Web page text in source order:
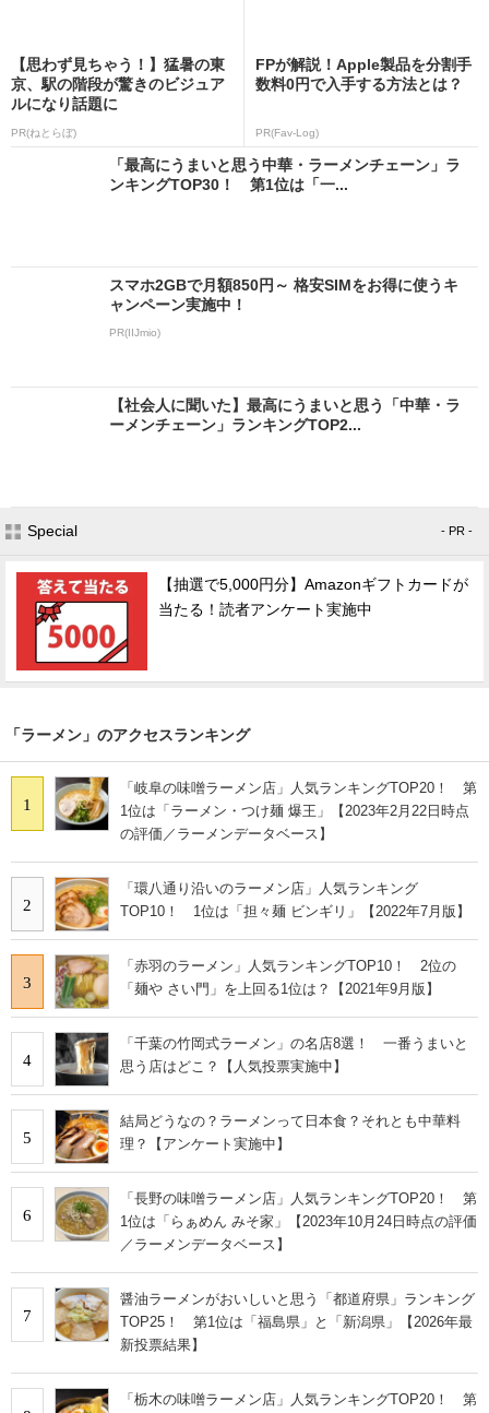
【思わず見ちゃう！】猛暑の東
京、駅の階段が驚きのビジュア
ルになり話題に
PR(ねとらぼ)
FPが解説！Apple製品を分割手
数料0円で入手する方法とは？
PR(Fav-Log)
「最高にうまいと思う中華・ラーメンチェーン」ラ
ンキングTOP30！ 第1位は「一...
スマホ2GBで月額850円～ 格安SIMをお得に使うキ
ャンペーン実施中！
PR(IIJmio)
【社会人に聞いた】最高にうまいと思う「中華・ラ
ーメンチェーン」ランキングTOP2...
Special - PR -
【抽選で5,000円分】Amazonギフトカードが
当たる！読者アンケート実施中
「ラーメン」のアクセスランキング
1
「岐阜の味噌ラーメン店」人気ランキングTOP20！ 第
1位は「ラーメン・つけ麺 爆王」【2023年2月22日時点
の評価／ラーメンデータベース】
2
「環八通り沿いのラーメン店」人気ランキング
TOP10！ 1位は「担々麺 ビンギリ」【2022年7月版】
3
「赤羽のラーメン」人気ランキングTOP10！ 2位の
「麺や さい門」を上回る1位は？【2021年9月版】
4
「千葉の竹岡式ラーメン」の名店8選！ 一番うまいと
思う店はどこ？【人気投票実施中】
5
結局どうなの？ラーメンって日本食？それとも中華料
理？【アンケート実施中】
6
「長野の味噌ラーメン店」人気ランキングTOP20！ 第
1位は「らぁめん みそ家」【2023年10月24日時点の評価
／ラーメンデータベース】
7
醤油ラーメンがおいしいと思う「都道府県」ランキング
TOP25！ 第1位は「福島県」と「新潟県」【2026年最
新投票結果】
「栃木の味噌ラーメン店」人気ランキングTOP20！ 第